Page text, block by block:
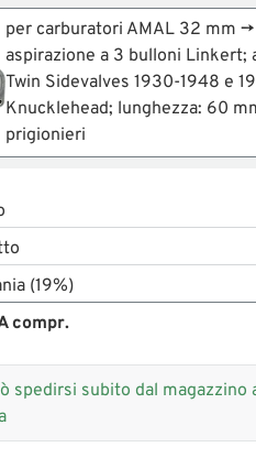
per carburatori AMAL 32 mm
aspirazione a 3 bulloni Linkert;
Twin Sidevalves 1930-1948 e
Knucklehead; lunghezza: 60
prigionieri
(19%)
compr.
spedirsi subito dal magazzino